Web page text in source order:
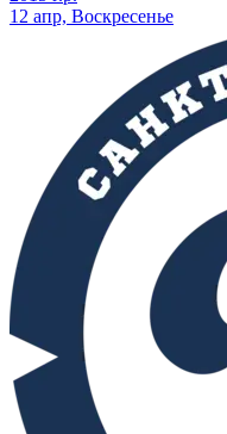
12 апр, Воскресенье